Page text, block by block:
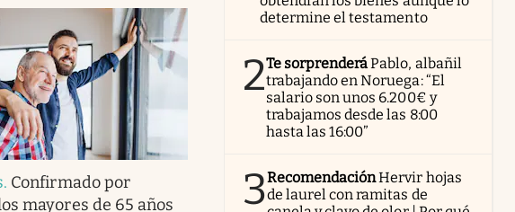
. Confirmado por
mayores de 65 años
determine el testamento
2Te sorprenderáPablo, albañil
trabajando en Noruega: “El
salario son unos 6.200€ y
trabajamos desde las 8:00
hasta las 16:00”
3RecomendaciónHervir hojas
de laurel con ramitas de